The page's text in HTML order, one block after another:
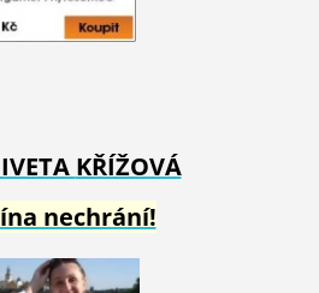
KŘÍŽOVÁ
nechrání!